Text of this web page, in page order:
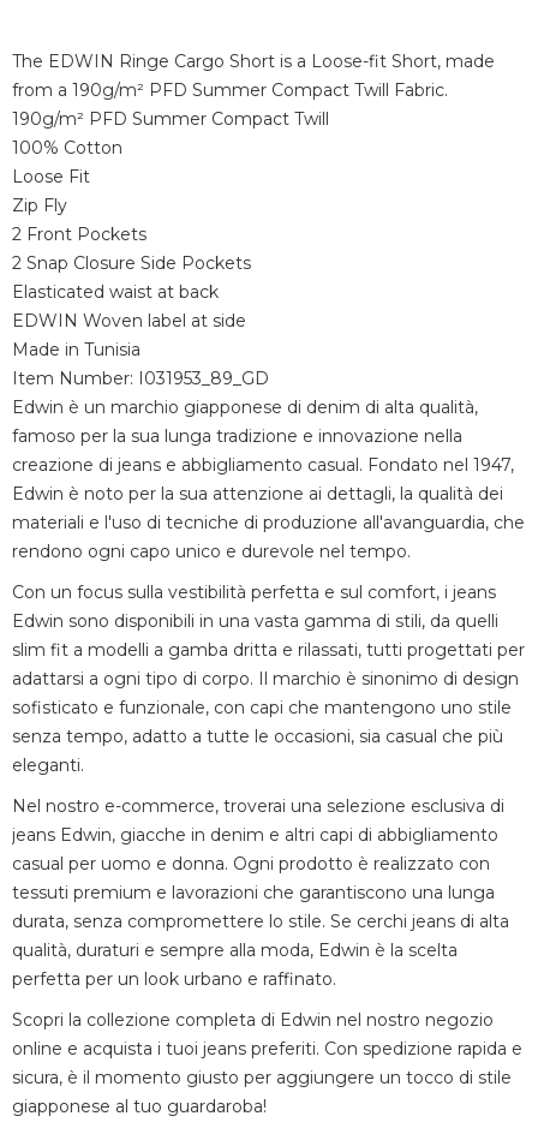
The EDWIN Ringe Cargo Short is a Loose-fit Short, made
from a 190g/m² PFD Summer Compact Twill Fabric.
190g/m² PFD Summer Compact Twill
100% Cotton
Loose Fit
Zip Fly
2 Front Pockets
2 Snap Closure Side Pockets
Elasticated waist at back
EDWIN Woven label at side
Made in Tunisia
Item Number: I031953_89_GD
Edwin è un marchio giapponese di denim di alta qualità,
famoso per la sua lunga tradizione e innovazione nella
creazione di jeans e abbigliamento casual. Fondato nel 1947,
Edwin è noto per la sua attenzione ai dettagli, la qualità dei
materiali e l'uso di tecniche di produzione all'avanguardia, che
rendono ogni capo unico e durevole nel tempo.
Con un focus sulla vestibilità perfetta e sul comfort, i jeans
Edwin sono disponibili in una vasta gamma di stili, da quelli
slim fit a modelli a gamba dritta e rilassati, tutti progettati per
adattarsi a ogni tipo di corpo. Il marchio è sinonimo di design
sofisticato e funzionale, con capi che mantengono uno stile
senza tempo, adatto a tutte le occasioni, sia casual che più
eleganti.
Nel nostro e-commerce, troverai una selezione esclusiva di
jeans Edwin, giacche in denim e altri capi di abbigliamento
casual per uomo e donna. Ogni prodotto è realizzato con
tessuti premium e lavorazioni che garantiscono una lunga
durata, senza compromettere lo stile. Se cerchi jeans di alta
qualità, duraturi e sempre alla moda, Edwin è la scelta
perfetta per un look urbano e raffinato.
Scopri la collezione completa di Edwin nel nostro negozio
online e acquista i tuoi jeans preferiti. Con spedizione rapida e
sicura, è il momento giusto per aggiungere un tocco di stile
giapponese al tuo guardaroba!